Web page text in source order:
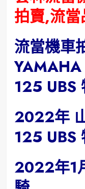
拍賣,流
流當機車
YAMAHA
125 UBS
2022年
125 UBS
2022年1